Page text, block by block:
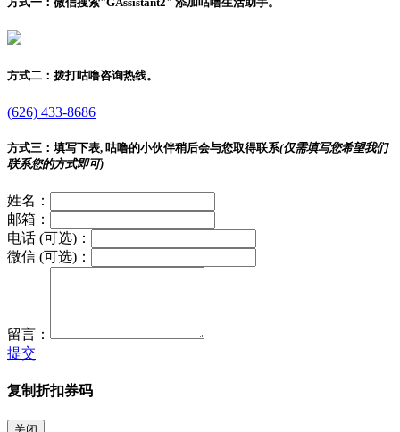
方式二： 拨打咕噜咨询热线。
(626) 433-8686
方式三： 填写下表, 咕噜的小伙伴稍后会与您取得联系(仅需填写您希望我们
联系您的方式即可)
姓名：
邮箱：
电话 (可选)：
微信 (可选)：
留言：
提交
复制折扣券码